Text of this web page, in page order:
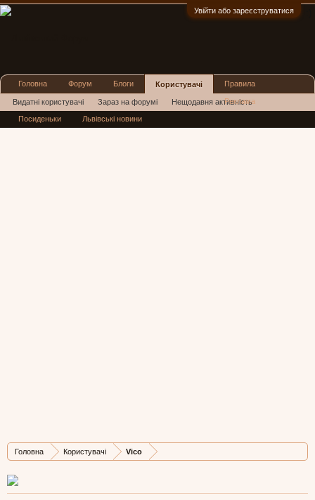
Увійти або зареєструватися
Головна Користувачі Vico
Дописів
2
Карма
0
Бали
1
Головна Форум Блоги Користувачі
Видатні користувачі Зараз на форумі Нещодавня активність
Нові повідомлення профілю
Правила
Реклама
Посиденьки Львівські новини